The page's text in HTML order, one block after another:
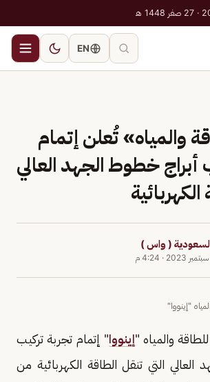
EN
والمياه» تُعلن إتمام
أبراج خطوط الجهد العالي
السعودية ( واس )
· 4:24 م
"إينووا"
والمياه "إينووا" إتمام تجربة تركيب
التي تنقل الطاقة الكهربائية من